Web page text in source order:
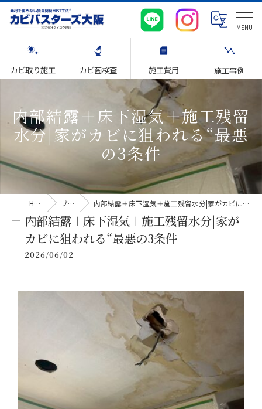
カビ取り施工 カビ菌検査 施工費用 施工事例
内部結露＋床下湿気＋施工残留
水分|家がカビに狙われる“最悪
の3条件
HOME ブログ 内部結露＋床下湿気＋施工残留水分|家がカビに狙われる“最悪の3条件
内部結露＋床下湿気＋施工残留水分|家が
カビに狙われる“最悪の3条件
2026/06/02